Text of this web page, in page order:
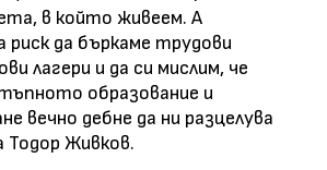
в който живеем. А
риск да бъркаме трудови
лагери и да си мислим, че
образование и
вечно дебне да ни разцелува
Тодор Живков.